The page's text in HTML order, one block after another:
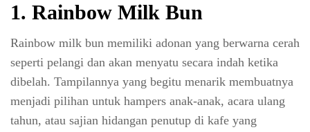
1. Rainbow Milk Bun
Rainbow milk bun memiliki adonan yang berwarna cerah
seperti pelangi dan akan menyatu secara indah ketika
dibelah. Tampilannya yang begitu menarik membuatnya
menjadi pilihan untuk hampers anak-anak, acara ulang
tahun, atau sajian hidangan penutup di kafe yang